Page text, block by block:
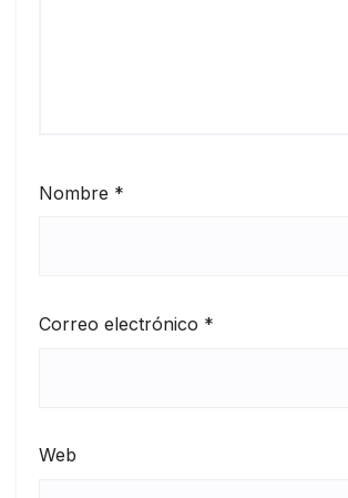
Nombre *
Correo electrónico *
Web